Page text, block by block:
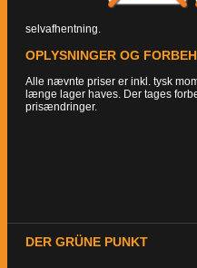
selvafhentning.
OPLYSNINGER OG
Alle nævnte priser er inkl. tysk
længe lager haves. Der tages
prisændringer.
DER GRÜNE PUNKT